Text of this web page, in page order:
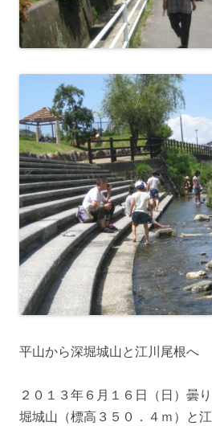
平山から深堀城山と江川尾根へ
２０１３年６月１６日（日）曇
堀城山（標高３５０．４ｍ）と